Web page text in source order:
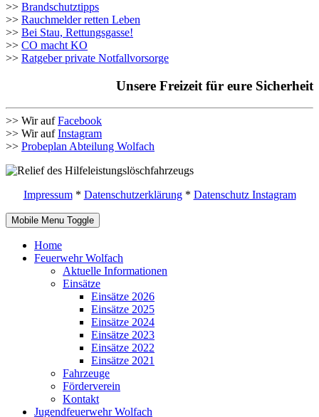
>> Brandschutztipps
>> Rauchmelder retten Leben
>> Bei Stau, Rettungsgasse!
>> CO macht KO
>> Ratgeber private Notfallvorsorge
Unsere Freizeit für eure Sicherheit
>> Wir aufFacebook
>> Wir aufInstagram
>> Probeplan Abteilung Wolfach
Impressum* Datenschutzerklärung* Datenschutz Instagram
Mobile Menu Toggle
Home
Feuerwehr Wolfach
Aktuelle Informationen
Einsätze
Einsätze 2026
Einsätze 2025
Einsätze 2024
Einsätze 2023
Einsätze 2022
Einsätze 2021
Fahrzeuge
Förderverein
Kontakt
Jugendfeuerwehr Wolfach